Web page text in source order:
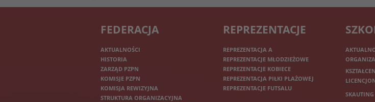
FEDERACJA
AKTUALNOŚCI
HISTORIA
ZARZĄD PZPN
KOMISJE PZPN
KOMISJA REWIZYJNA
STRUKTURA ORGANIZACYJNA
REPREZENTACJE
REPREZENTACJA A
REPREZENTACJE MŁODZIEŻOWE
REPREZENTACJE KOBIECE
REPREZENTACJA PIŁKI PLAŻOWEJ
REPREZENTACJE FUTSALU